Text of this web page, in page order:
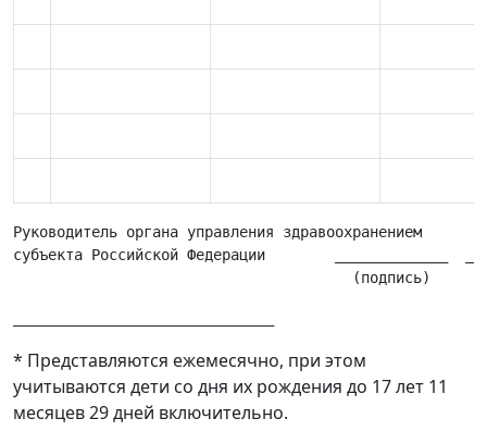
Руководитель органа управления здравоохранением
субъекта Российской Федерации        _____________
* Представляются ежемесячно, при этом
учитываются дети со дня их рождения до 17 лет 11
месяцев 29 дней включительно.